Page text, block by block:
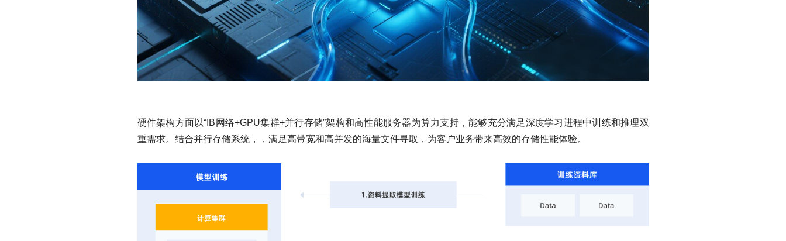
硬件架构方面以“IB网络+GPU集群+并行存储”架构和高性能服务器为算力支持，能够充分满足深度学习进程中训练和推理双
重需求。结合并行存储系统，，满足高带宽和高并发的海量文件寻取，为客户业务带来高效的存储性能体验。